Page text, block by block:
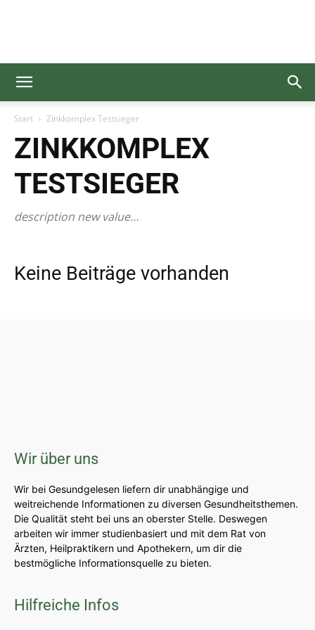
Gesundgelesen
Start Zinkkomplex Testsieger
ZINKKOMPLEX
TESTSIEGER
description new value…
Keine Beiträge vorhanden
Wir über uns
Wir bei Gesundgelesen liefern dir unabhängige und
weitreichende Informationen zu diversen Gesundheitsthemen.
Die Qualität steht bei uns an oberster Stelle. Deswegen
arbeiten wir immer studienbasiert und mit dem Rat von
Ärzten, Heilpraktikern und Apothekern, um dir die
bestmögliche Informationsquelle zu bieten.
Hilfreiche Infos